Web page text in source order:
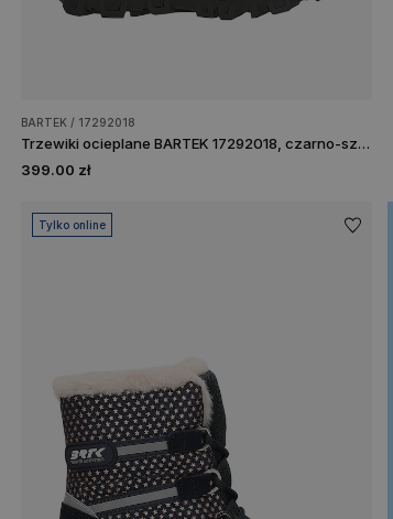
BARTEK / 17292018
Trzewiki ocieplane BARTEK 17292018, czarno-szary
399.00 zł
Tylko online